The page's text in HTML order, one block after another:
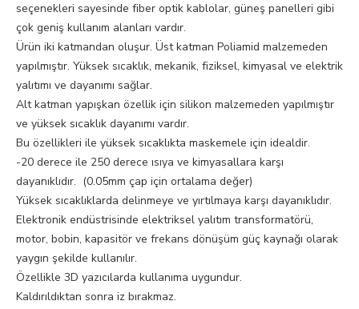
seçenekleri sayesinde fiber optik kablolar, güneş panelleri gibi
çok geniş kullanım alanları vardır.
Ürün iki katmandan oluşur. Üst katman Poliamid malzemeden
yapılmıştır. Yüksek sıcaklık, mekanik, fiziksel, kimyasal ve elektrik
yalıtımı ve dayanımı sağlar.
Alt katman yapışkan özellik için silikon malzemeden yapılmıştır
ve yüksek sıcaklık dayanımı vardır.
Bu özellikleri ile yüksek sıcaklıkta maskemele için idealdir.
-20 derece ile 250 derece ısıya ve kimyasallara karşı
dayanıklıdır. (0.05mm çap için ortalama değer)
Yüksek sıcaklıklarda delinmeye ve yırtılmaya karşı dayanıklıdır.
Elektronik endüstrisinde elektriksel yalıtım transformatörü,
motor, bobin, kapasitör ve frekans dönüşüm güç kaynağı olarak
yaygın şekilde kullanılır.
Özellikle 3D yazıcılarda kullanıma uygundur.
Kaldırıldıktan sonra iz bırakmaz.